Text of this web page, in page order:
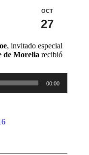
OCT
27
, invitado especial
de Morelia recibió
00:00